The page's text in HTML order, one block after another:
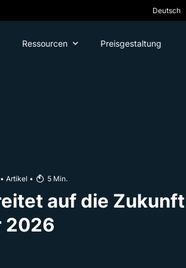
Ressourcen Preisgestaltung
• Artikel • 5 Min.
auf die Zukunft
2026